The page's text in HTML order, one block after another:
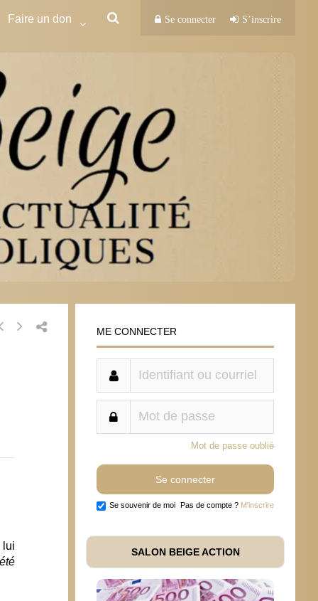
Faire un don Se connecter S’inscrire
lui
ME CONNECTER
Mot de passe oublié
Se souvenir de moi Pas de compte ? M'inscrire
SALON BEIGE ACTION